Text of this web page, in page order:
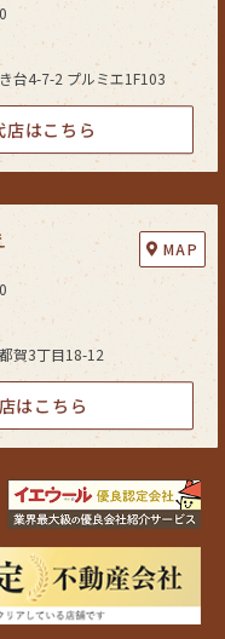
台4-7-2 プルミエ1F103
はこちら
賀3丁目18-12
MAP
はこちら